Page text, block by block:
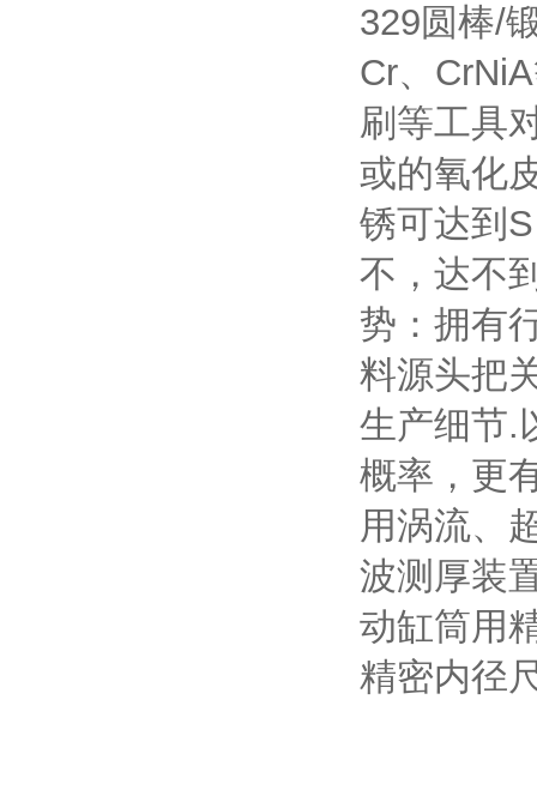
329圆棒/
Cr、
刷等工具
或的氧化
锈可达到
不，达不
势：拥有
料源头把
生产细节.
概率，更
用涡流、
波测厚装
动缸筒用
精密内径